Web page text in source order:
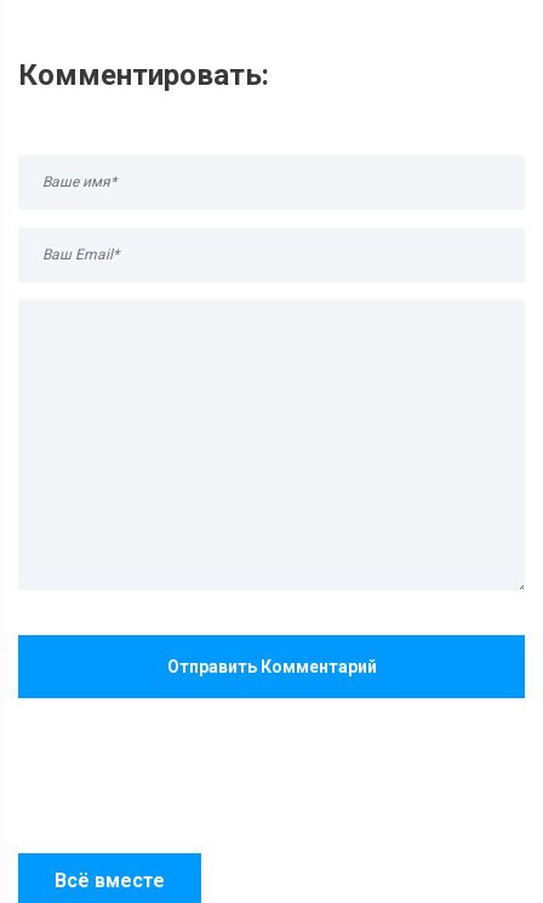
Всё вместе
Комментировать:
Отправить Комментарий